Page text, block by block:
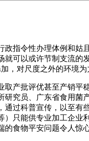
令性办理体例和姑
可以或许节制支流的
，对尺度之外的环境为
批评优甚至产销平
究员、广东省食用菌
过科普宣传，以至有
只能供专业加工企
食物平安问题令人惊心